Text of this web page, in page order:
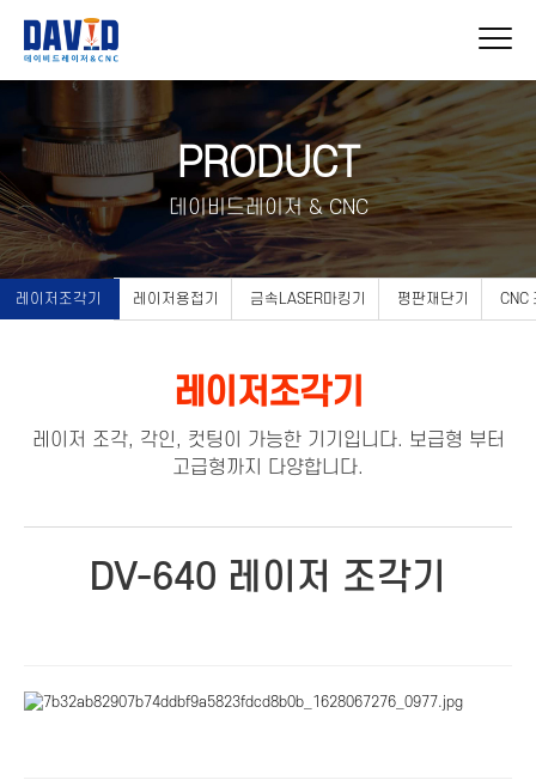
PRODUCT
데이비드레이저 & CNC
레이저조각기 레이저용접기 금속LASER마킹기 평판재단기 CNC
레이저조각기
레이저 조각, 각인, 컷팅이 가능한 기기입니다. 보급형 부터
고급형까지 다양합니다.
DV-640 레이저 조각기